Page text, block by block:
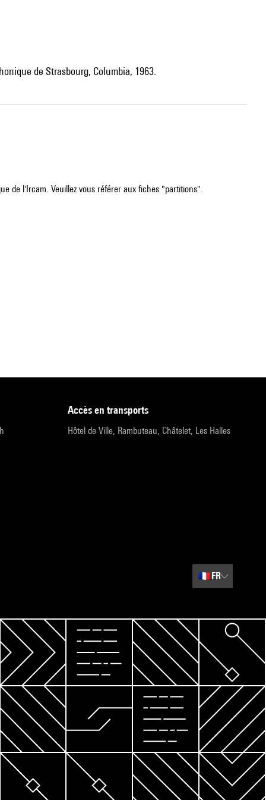
de Strasbourg, Columbia, 1963.
de l'Ircam. Veuillez vous référer aux fiches "partitions".
accès en transports
Hôtel de Ville, Rambuteau, Châtelet, Les Halles
🇫🇷 FR